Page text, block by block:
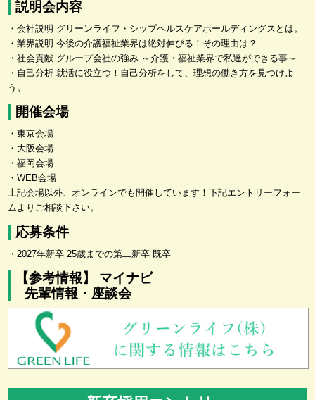
説明会内容
・会社説明 グリーンライフ・シップヘルスケアホールディングスとは。
・業界説明 今後の介護福祉業界は絶対伸びる！その理由は？
・社会貢献 グループ会社の強み ～介護・福祉業界で私達ができる事～
・自己分析 就活に役立つ！自己分析をして、理想の働き方を見つけよ
う。
開催会場
・東京会場
・大阪会場
・福岡会場
・WEB会場
上記会場以外、オンラインでも開催しています！下記エントリーフォー
ムよりご相談下さい。
応募条件
・2027年新卒 25歳までの第二新卒 既卒
【参考情報】 マイナビ
先輩情報・座談会